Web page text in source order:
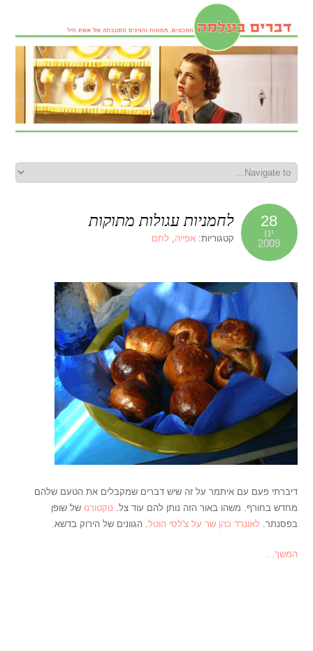
28
ינו
2009
לחמניות עגולות מתוקות
קטגוריות:אפייה,לחם
דיברתי פעם עם איתמר על זה שיש דברים שמקבלים את הטעם שלהם
מחדש בחורף. משהו באור הזה נותן להם עוד צל. נוקטורנו של שופן
בפסנתר.לאונרד כהן שר על צ'לסי הוטל. הגוונים של הירוק בדשא.
המשך…